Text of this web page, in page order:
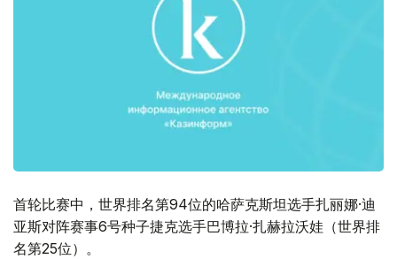
首轮比赛中，世界排名第94位的哈萨克斯坦选手扎丽娜·迪
亚斯对阵赛事6号种子捷克选手巴博拉·扎赫拉沃娃（世界排
名第25位）。